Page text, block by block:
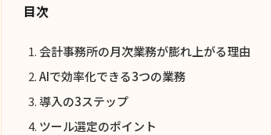
目次
会計事務所の月次業務が膨れ上がる理由
AIで効率化できる3つの業務
導入の3ステップ
ツール選定のポイント